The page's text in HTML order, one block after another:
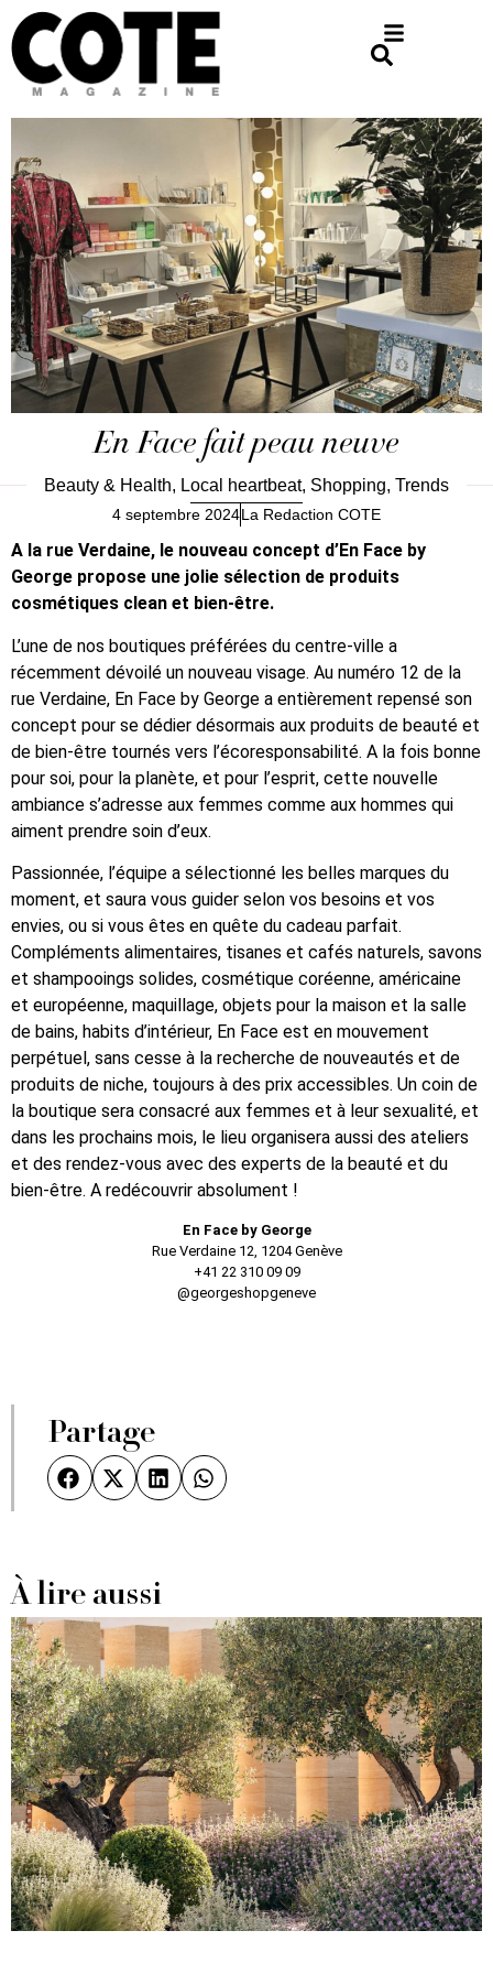
En Face fait peau neuve
Beauty & Health, Local heartbeat, Shopping, Trends
4 septembre 2024La Redaction COTE
A la rue Verdaine, le nouveau concept d’En Face by
George propose une jolie sélection de produits
cosmétiques clean et bien-être.
L’une de nos boutiques préférées du centre-ville a
récemment dévoilé un nouveau visage. Au numéro 12 de la
rue Verdaine, En Face by George a entièrement repensé son
concept pour se dédier désormais aux produits de beauté et
de bien-être tournés vers l’écoresponsabilité. A la fois bonne
pour soi, pour la planète, et pour l’esprit, cette nouvelle
ambiance s’adresse aux femmes comme aux hommes qui
aiment prendre soin d’eux.
Passionnée, l’équipe a sélectionné les belles marques du
moment, et saura vous guider selon vos besoins et vos
envies, ou si vous êtes en quête du cadeau parfait.
Compléments alimentaires, tisanes et cafés naturels, savons
et shampooings solides, cosmétique coréenne, américaine
et européenne, maquillage, objets pour la maison et la salle
de bains, habits d’intérieur, En Face est en mouvement
perpétuel, sans cesse à la recherche de nouveautés et de
produits de niche, toujours à des prix accessibles. Un coin de
la boutique sera consacré aux femmes et à leur sexualité, et
dans les prochains mois, le lieu organisera aussi des ateliers
et des rendez-vous avec des experts de la beauté et du
bien-être. A redécouvrir absolument !
En Face by George
Rue Verdaine 12, 1204 Genève
+41 22 310 09 09
@georgeshopgeneve
Partage
À lire aussi